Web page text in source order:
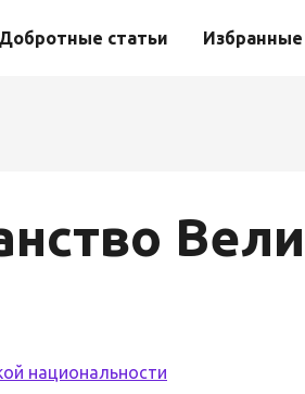
Добротные статьи Избранные
национальности